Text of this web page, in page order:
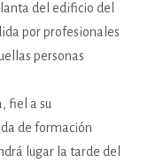
del edificio del
por profesionales
personas
fiel a su
de formación
lugar la tarde del